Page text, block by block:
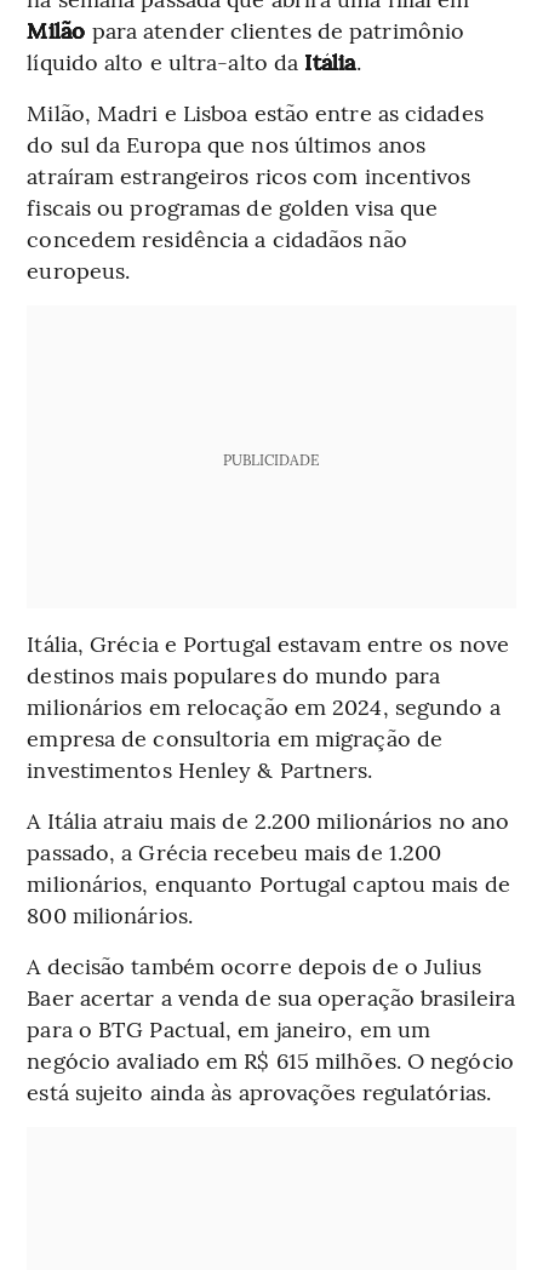
Milão para atender clientes de patrimônio
líquido alto e ultra-alto da Itália.
Milão, Madri e Lisboa estão entre as cidades
do sul da Europa que nos últimos anos
atraíram estrangeiros ricos com incentivos
fiscais ou programas de golden visa que
concedem residência a cidadãos não
europeus.
PUBLICIDADE
Itália, Grécia e Portugal estavam entre os nove
destinos mais populares do mundo para
milionários em relocação em 2024, segundo a
empresa de consultoria em migração de
investimentos Henley & Partners.
A Itália atraiu mais de 2.200 milionários no ano
passado, a Grécia recebeu mais de 1.200
milionários, enquanto Portugal captou mais de
800 milionários.
A decisão também ocorre depois de o Julius
Baer acertar a venda de sua operação brasileira
para o BTG Pactual, em janeiro, em um
negócio avaliado em R$ 615 milhões. O negócio
está sujeito ainda às aprovações regulatórias.